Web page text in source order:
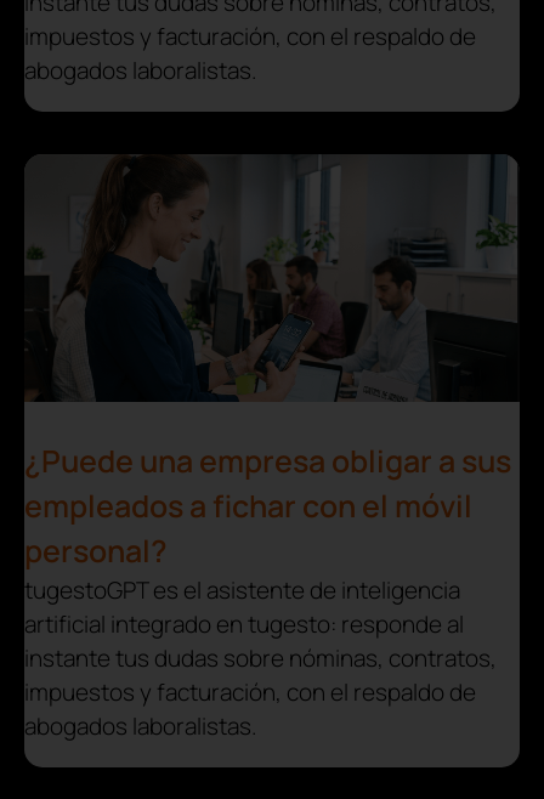
impuestos y facturación, con el respaldo de
abogados laboralistas.
¿Puede una empresa obligar a sus
empleados a fichar con el móvil
personal?
tugestoGPT es el asistente de inteligencia
artificial integrado en tugesto: responde al
instante tus dudas sobre nóminas, contratos,
impuestos y facturación, con el respaldo de
abogados laboralistas.